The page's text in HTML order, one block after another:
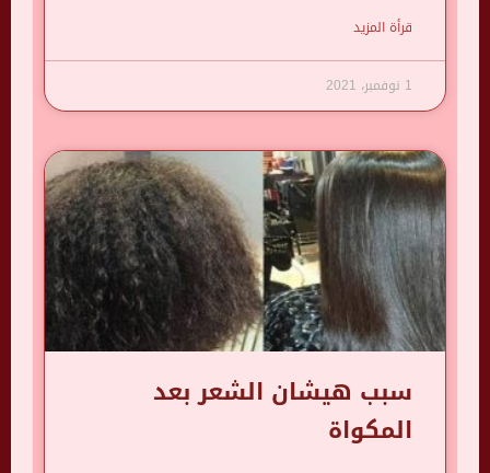
قرأة المزيد
1 نوفمبر، 2021
سبب هيشان الشعر بعد
المكواة